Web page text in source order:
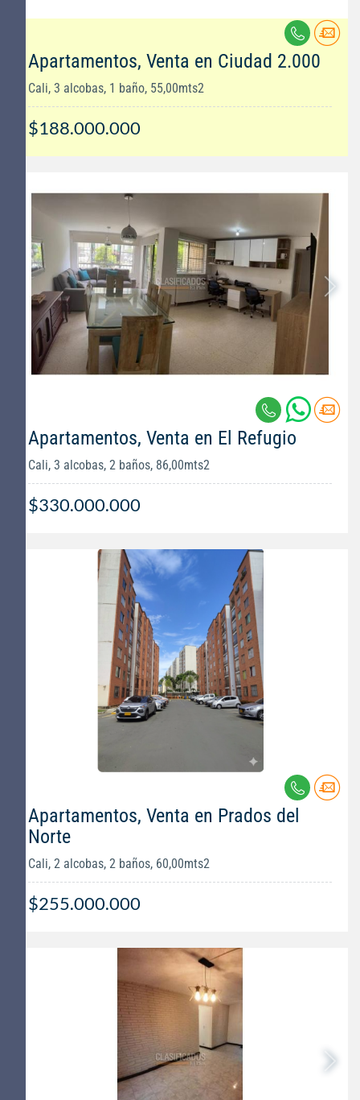
Apartamentos, Venta en Ciudad 2.000
Cali, 3 alcobas, 1 baño, 55,00mts2
$188.000.000
Apartamentos, Venta en El Refugio
Cali, 3 alcobas, 2 baños, 86,00mts2
$330.000.000
Apartamentos, Venta en Prados del
Norte
Cali, 2 alcobas, 2 baños, 60,00mts2
$255.000.000